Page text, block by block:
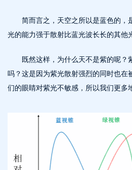
简而言之，天空之所以是蓝色的，
光的能力强于散射比蓝光波长长的其他
既然这样，为什么天不是紫的呢？
吗？这是因为紫光散射强烈的同时也在
们的眼睛对紫光不敏感，所以我们更多